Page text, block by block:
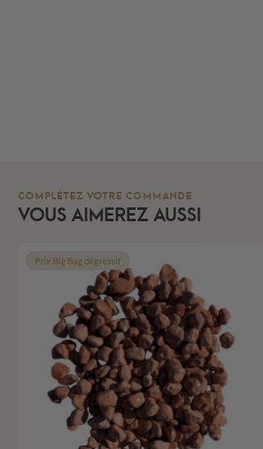
COMPLÉTEZ VOTRE COMMANDE
VOUS AIMEREZ AUSSI
Prix Big Bag dégressif